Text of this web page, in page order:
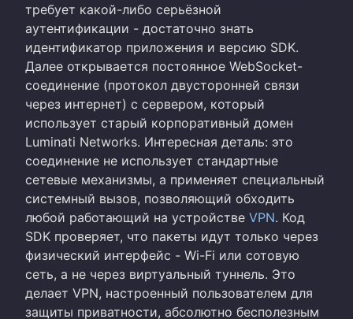
требует какой-либо серьёзной
аутентификации - достаточно знать
идентификатор приложения и версию SDK.
Далее открывается постоянное WebSocket-
соединение (протокол двусторонней связи
через интернет) с сервером, который
использует старый корпоративный домен
Luminati Networks. Интересная деталь: это
соединение не использует стандартные
сетевые механизмы, а применяет специальный
системный вызов, позволяющий обходить
любой работающий на устройстве VPN. Код
SDK проверяет, что пакеты идут только через
физический интерфейс - Wi-Fi или сотовую
сеть, а не через виртуальный туннель. Это
делает VPN, настроенный пользователем для
защиты приватности, абсолютно бесполезным